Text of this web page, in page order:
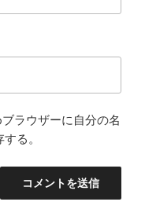
ラウザーに自分の名
る。